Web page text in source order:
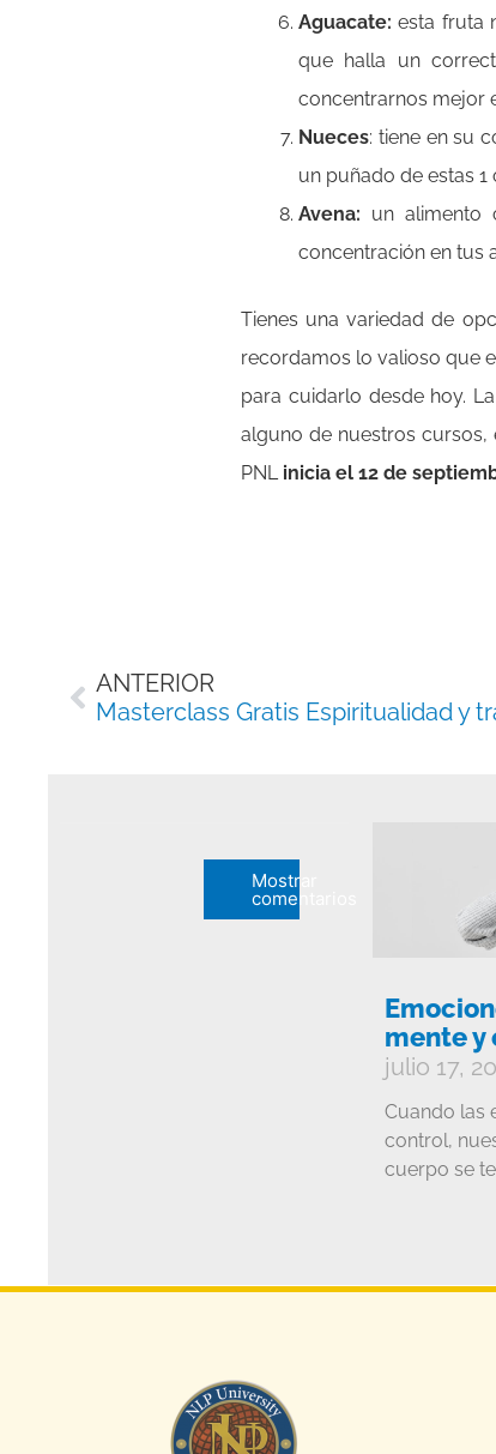
Aguacate: esta fruta
que halla un
concentrarnos mejor
Nueces: tiene en su
un puñado de estas
Avena: un alimento
concentración en tus
Tienes una variedad de
recordamos lo valioso que
para cuidarlo desde hoy.
alguno de nuestros cursos,
PNL inicia el 12 de
AntANTERIOR
Mostrar
comentarios
mente y
julio 17,
Cuando las
control,
cuerpo se